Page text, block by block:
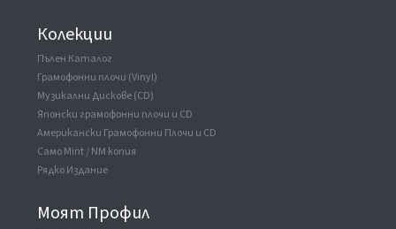
Колекции
Пълен Каталог
Грамофонни плочи (Vinyl)
Музикални Дискове (CD)
Японски грамофонни плочи и CD
Американски Грамофонни Плочи и CD
Само Mint / NM копия
Рядко Издание
Моят Профил